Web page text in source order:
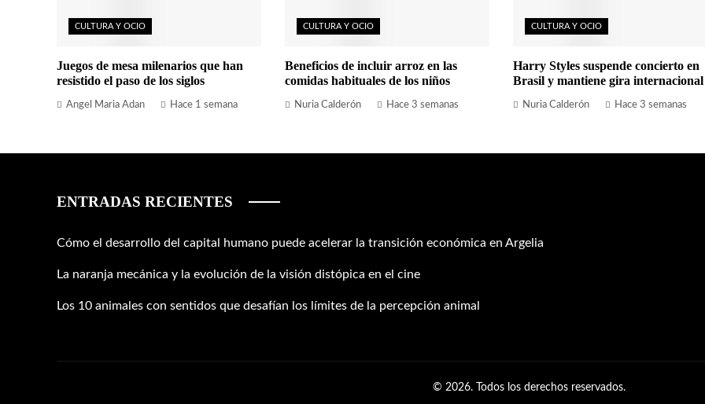
CULTURA Y OCIO
Juegos de mesa milenarios que han
resistido el paso de los siglos
Angel Maria Adan Hace 1 semana
CULTURA Y OCIO
Beneficios de incluir arroz en las
comidas habituales de los niños
Nuria Calderón Hace 3 semanas
CULTURA Y OCIO
Harry Styles suspende concierto en
Brasil y mantiene gira internacional
Nuria Calderón Hace 3 semanas
ENTRADAS RECIENTES
Cómo el desarrollo del capital humano puede acelerar la transición económica en Argelia
La naranja mecánica y la evolución de la visión distópica en el cine
Los 10 animales con sentidos que desafían los límites de la percepción animal
© 2026. Todos los derechos reservados.